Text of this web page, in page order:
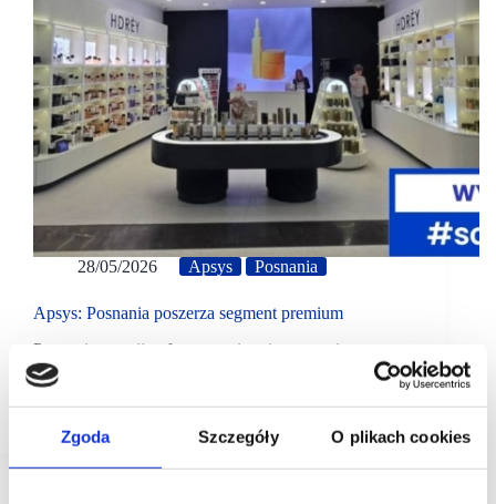
Zgoda Szczegóły O plikach cookies
28/05/2026 Apsys Posnania
Apsys: Posnania poszerza segment premium
Posnania rozwija ofertę premium i wzmacnia segment
beauty. Do grona najemców dołączyła marka
HDREY, która w maju otworzyła w centrum swój
pierwszy butik w Poznaniu.